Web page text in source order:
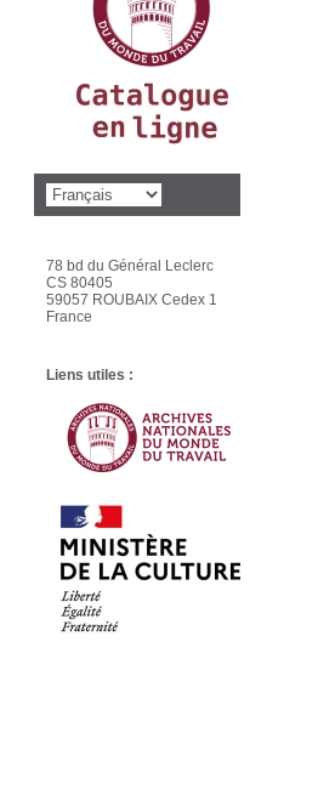
78 bd du Général Leclerc
CS 80405
59057 ROUBAIX Cedex 1
France
Liens utiles :